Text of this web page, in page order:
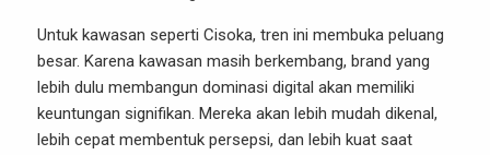
Untuk kawasan seperti Cisoka, tren ini membuka peluang
besar. Karena kawasan masih berkembang, brand yang
lebih dulu membangun dominasi digital akan memiliki
keuntungan signifikan. Mereka akan lebih mudah dikenal,
lebih cepat membentuk persepsi, dan lebih kuat saat